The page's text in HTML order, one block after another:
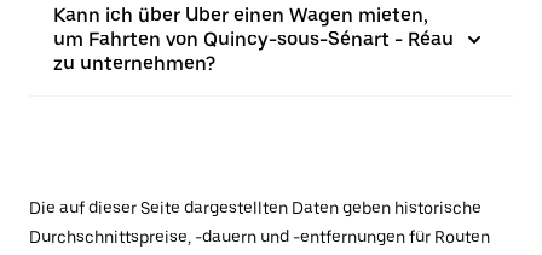
Kann ich über Uber einen Wagen mieten,
um Fahrten von Quincy-sous-Sénart - Réau
zu unternehmen?
Die auf dieser Seite dargestellten Daten geben historische
Durchschnittspreise, -dauern und -entfernungen für Routen